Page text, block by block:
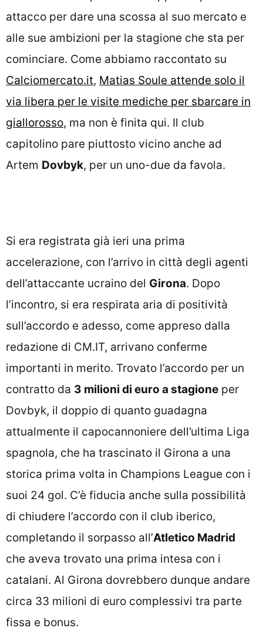
attacco per dare una scossa al suo mercato e
alle sue ambizioni per la stagione che sta per
cominciare. Come abbiamo raccontato su
Calciomercato.it, Matias Soule attende solo il
via libera per le visite mediche per sbarcare in
giallorosso, ma non è finita qui. Il club
capitolino pare piuttosto vicino anche ad
Artem Dovbyk, per un uno-due da favola.
Si era registrata già ieri una prima
accelerazione, con l’arrivo in città degli agenti
dell’attaccante ucraino del Girona. Dopo
l’incontro, si era respirata aria di positività
sull’accordo e adesso, come appreso dalla
redazione di CM.IT, arrivano conferme
importanti in merito. Trovato l’accordo per un
contratto da 3 milioni di euro a stagione per
Dovbyk, il doppio di quanto guadagna
attualmente il capocannoniere dell’ultima Liga
spagnola, che ha trascinato il Girona a una
storica prima volta in Champions League con i
suoi 24 gol. C’è fiducia anche sulla possibilità
di chiudere l’accordo con il club iberico,
completando il sorpasso all’Atletico Madrid
che aveva trovato una prima intesa con i
catalani. Al Girona dovrebbero dunque andare
circa 33 milioni di euro complessivi tra parte
fissa e bonus.